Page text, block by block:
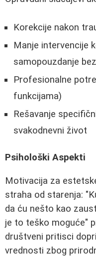
Korekcije nakon
Manje intervencije
samopouzdanje
Profesionalne
funkcijama)
Rešavanje
svakodnevni život
Psihološki Aspekti
Motivacija za
straha od starenja:
da ću nešto kao
je to teško moguće"
društveni pritisci
vrednosti zbog